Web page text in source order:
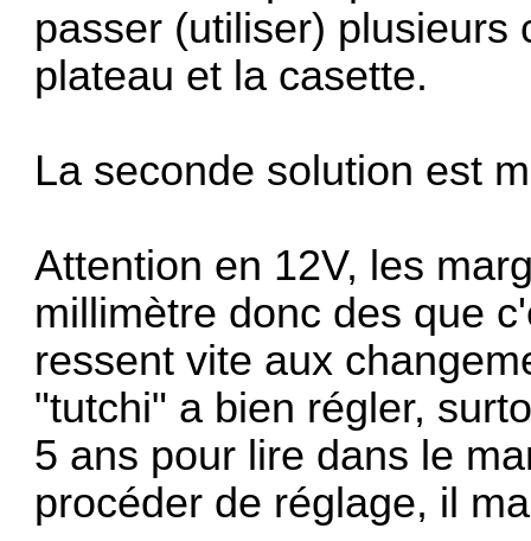
passer (utiliser) plusieurs
plateau et la casette.
La seconde solution est
Attention en 12V, les
millimètre donc des que
ressent vite aux
"tutchi" a bien régler,
5 ans pour lire dans le
procéder de réglage, il